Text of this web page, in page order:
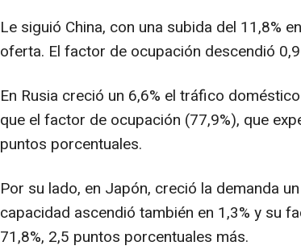
Le siguió China, con una subida del 11,8%
oferta. El factor de ocupación descendió
En Rusia creció un 6,6% el tráfico
que el factor de ocupación (77,9%), que
puntos porcentuales.
Por su lado, en Japón, creció la demanda
capacidad ascendió también en 1,3% y su
71,8%, 2,5 puntos porcentuales más.